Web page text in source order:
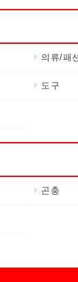
의류/패
도구
곤충